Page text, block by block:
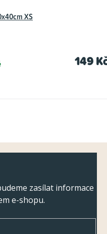
XS
149
zasílat informace
e-shopu.